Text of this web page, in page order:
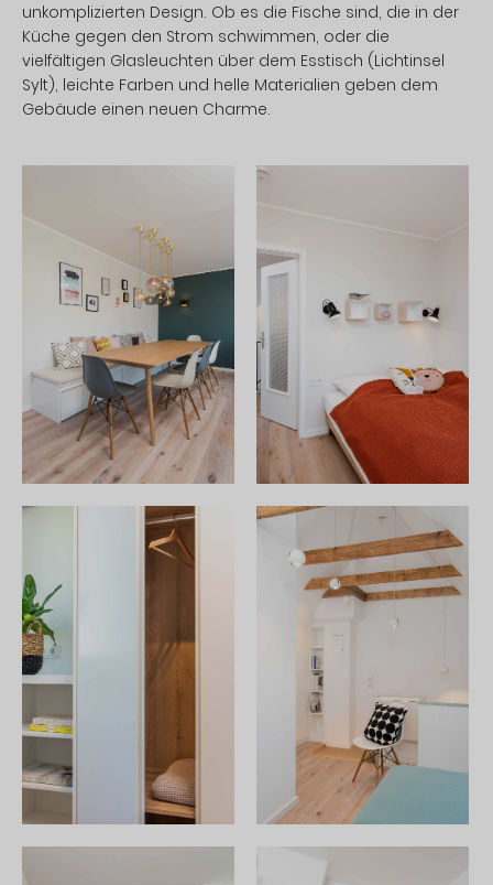
unkomplizierten Design. Ob es die Fische sind, die in der
Küche gegen den Strom schwimmen, oder die
vielfältigen Glasleuchten über dem Esstisch (Lichtinsel
Sylt), leichte Farben und helle Materialien geben dem
Gebäude einen neuen Charme.